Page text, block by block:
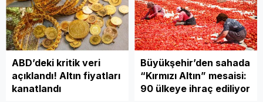
gündemde
Wolfgang A. Rauner
Çocuklarda Ekolali: Otizm
Spektrum Bozukluğu
ABD’deki kritik veri
açıklandı! Altın fiyatları
kanatlandı
Büyükşehir’den sahada
“Kırmızı Altın” mesaisi:
90 ülkeye ihraç ediliyor